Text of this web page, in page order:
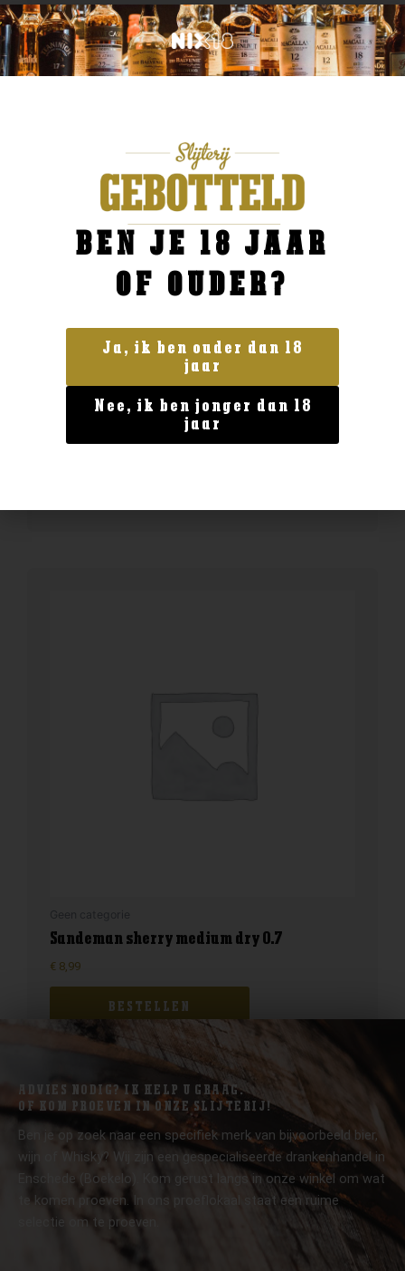
Geen categorie
Enate Crianza
13,99
Sandeman sherry medium dry 0.7
€ 8,99
BESTELLEN
ADVIES NODIG? IK HELP U GRAAG.
OF KOM PROEVEN IN ONZE SLIJTERIJ!
Ben je op zoek naar een specifiek merk van bijvoorbeeld bier,
wijn of Whisky? Wij zijn een gespecialiseerde drankenhandel in
Enschede (Boekelo). Kom gerust langs in onze winkel om wat
te komen proeven. In ons proeflokaal staat een ruime
selectie om te proeven.
BEN JE 18 JAAR
OF OUDER?
Ja, ik ben ouder dan 18
jaar
Nee, ik ben jonger dan 18
jaar